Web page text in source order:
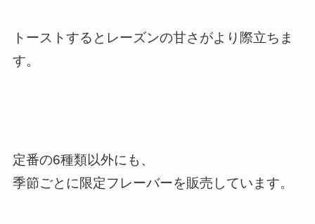
トーストするとレーズンの甘さがより際立ちま
す。
定番の6種類以外にも、
季節ごとに限定フレーバーを販売しています。